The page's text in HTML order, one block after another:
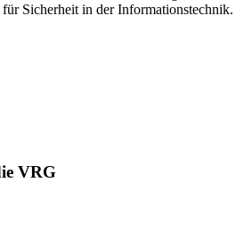
für Sicherheit in der Informationstechnik.
VRG